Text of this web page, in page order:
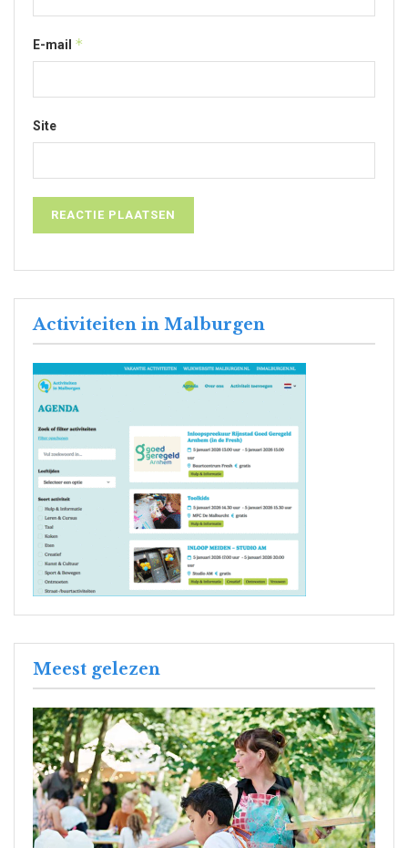
E-mail *
Site
Activiteiten in Malburgen
Meest gelezen